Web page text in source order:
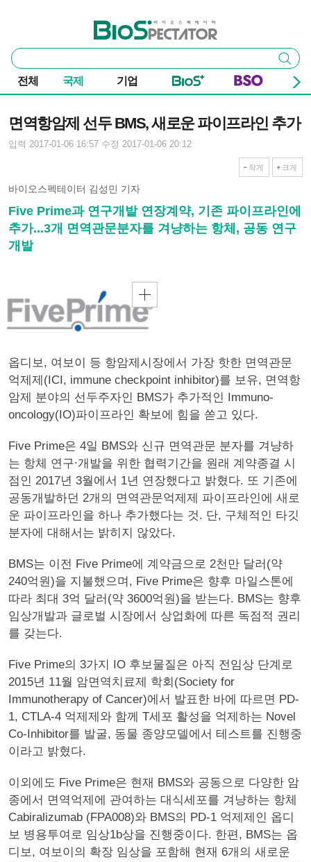
바이오스펙테이터
통
합
검
색
검색
전체 국제 기업
면역항암제 선두 BMS, 새로운 파이프라인 추가
입력 2017-01-06 16:57 수정 2017-01-06 20:12
작게 크게
바이오스펙테이터 김성민 기자
Five Prime과 연구개발 연장계약, 기존 파이프라인에
추가...3개 면역관문분자를 겨냥하는 항체, 공동 연구
개발
옵디보, 여보이 등 항암제시장에서 가장 핫한 면역관문
억제제(ICI, immune checkpoint inhibitor)를 보유, 면역항
암제 분야의 선두주자인 BMS가 추가적인 Immuno-
oncology(IO)파이프라인 확보에 힘을 쏟고 있다.
Five Prime은 4일 BMS와 신규 면역관문 분자를 겨냥하
는 항체 연구∙개발을 위한 협력기간을 원래 계약종결 시
점인 2017년 3월에서 1년 연장했다고 밝혔다. 또 기존에
공동개발하던 2개의 면역관문억제제 파이프라인에 새로
운 파이프라인을 하나 추가했다는 것. 단, 구체적인 타깃
분자에 대해서는 밝히지 않았다.
BMS는 이전 Five Prime에 계약금으로 2천만 달러(약
240억원)을 지불했으며, Five Prime은 향후 마일스톤에
따라 최대 3억 달러(약 3600억원)을 받는다. BMS는 향후
임상개발과 글로벌 시장에서 상업화에 따른 독점적 권리
를 갖는다.
Five Prime의 3가지 IO 후보물질은 아직 전임상 단계로
2015년 11월 암면역치료제 학회(Society for
Immunotherapy of Cancer)에서 발표한 바에 따르면 PD-
1, CTLA-4 억제제와 함께 T세포 활성을 억제하는 Novel
Co-Inhibitor를 발굴, 동물 종양모델에서 테스트를 진행중
이라고 밝혔다.
이외에도 Five Prime은 현재 BMS와 공동으로 다양한 암
종에서 면역억제에 관여하는 대식세포를 겨냥하는 항체
Cabiralizumab (FPA008)와 BMS의 PD-1 억제제인 옵디
보 병용투여로 임상1b상을 진행중이다. 한편, BMS는 옵
디보, 여보이의 확장 임상을 포함해 현재 6개의 새로운